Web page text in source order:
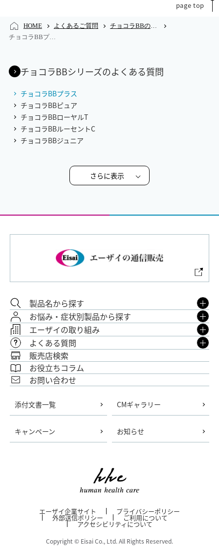
page top
HOME よくあるご質問
チョコラBBのよくあるご質問
チョコラBBプラスのよくあるご質問
チョコラBBシリーズのよくある質問
チョコラBBプラス
チョコラBBピュア
チョコラBBローヤルT
チョコラBBルーセントC
チョコラBBジュニア
さらに表示
製品名から探す
お悩み・症状別製品から探す
エーザイの取り組み
よくある質問
販売店検索
お役立ちコラム
お問い合わせ
添付文書一覧 CMギャラリー
キャンペーン お知らせ
エーザイ企業サイト プライバシーポリシー
外部送信ポリシー ご利用について
アクセシビリティについて
Copyright © Eisai Co., Ltd. All Rights Reserved.